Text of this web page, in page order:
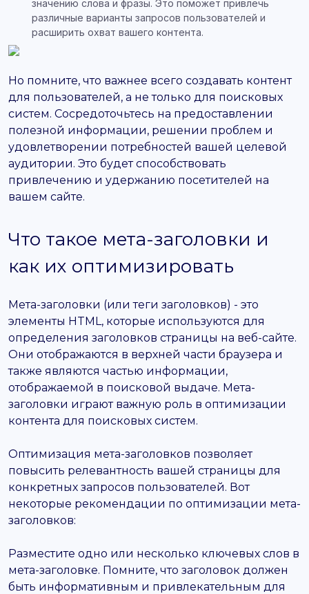
значению слова и фразы. Это поможет привлечь
различные варианты запросов пользователей и
расширить охват вашего контента.
Но помните, что важнее всего создавать контент
для пользователей, а не только для поисковых
систем. Сосредоточьтесь на предоставлении
полезной информации, решении проблем и
удовлетворении потребностей вашей целевой
аудитории. Это будет способствовать
привлечению и удержанию посетителей на
вашем сайте.
Что такое мета-заголовки и
как их оптимизировать
Мета-заголовки (или теги заголовков) - это
элементы HTML, которые используются для
определения заголовков страницы на веб-сайте.
Они отображаются в верхней части браузера и
также являются частью информации,
отображаемой в поисковой выдаче. Мета-
заголовки играют важную роль в оптимизации
контента для поисковых систем.
Оптимизация мета-заголовков позволяет
повысить релевантность вашей страницы для
конкретных запросов пользователей. Вот
некоторые рекомендации по оптимизации мета-
заголовков:
Разместите одно или несколько ключевых слов в
мета-заголовке. Помните, что заголовок должен
быть информативным и привлекательным для